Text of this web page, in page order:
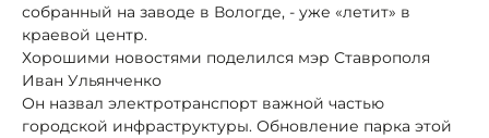
собранный на заводе в Вологде, - уже «летит» в
краевой центр.
Хорошими новостями поделился мэр Ставрополя
Иван Ульянченко
Он назвал электротранспорт важной частью
городской инфраструктуры. Обновление парка этой